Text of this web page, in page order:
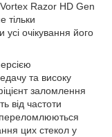
Razor HD Gen
тільки
очікування його
та високу
заломлення
від частоти
переломлюються
цих стекол у